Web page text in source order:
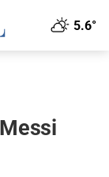
5.6°